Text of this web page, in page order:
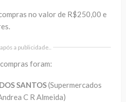
no valor de R$250,00 e
a publicidade..
foram:
SANTOS(Supermercados
C R Almeida)